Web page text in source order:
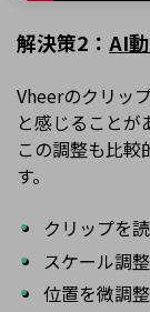
解決策2： AI
Vheerのクリッ
と感じることが
この調整も比較
す。
クリップを
スケール調
位置を微調